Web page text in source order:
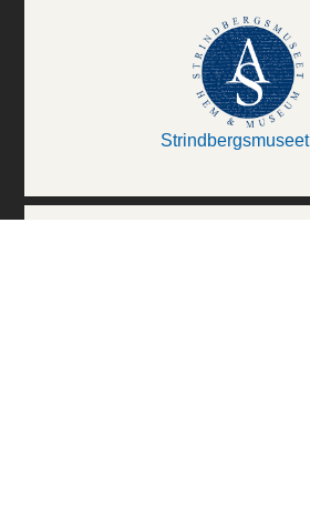
Strindbergsmuseet